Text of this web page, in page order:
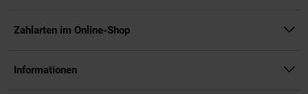
Zahlarten im Online-Shop
Informationen